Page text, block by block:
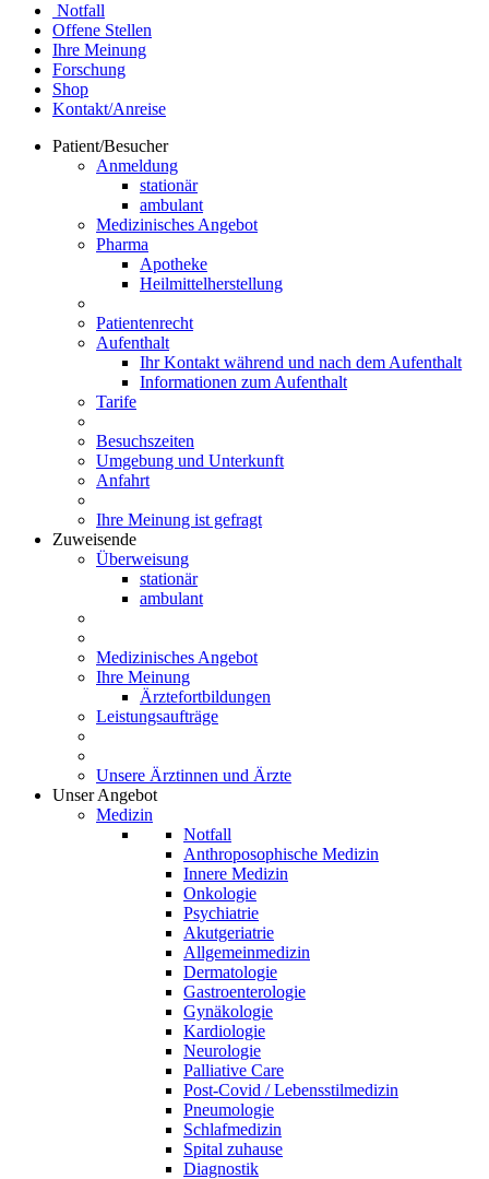
Notfall
Offene Stellen
Ihre Meinung
Forschung
Shop
Kontakt/Anreise
Patient/Besucher
Anmeldung
stationär
ambulant
Medizinisches Angebot
Pharma
Apotheke
Heilmittelherstellung
Patientenrecht
Aufenthalt
Ihr Kontakt während und nach dem Aufenthalt
Informationen zum Aufenthalt
Tarife
Besuchszeiten
Umgebung und Unterkunft
Anfahrt
Ihre Meinung ist gefragt
Zuweisende
Überweisung
stationär
ambulant
Medizinisches Angebot
Ihre Meinung
Ärztefortbildungen
Leistungsaufträge
Unsere Ärztinnen und Ärzte
Unser Angebot
Medizin
Notfall
Anthroposophische Medizin
Innere Medizin
Onkologie
Psychiatrie
Akutgeriatrie
Allgemeinmedizin
Dermatologie
Gastroenterologie
Gynäkologie
Kardiologie
Neurologie
Palliative Care
Post-Covid / Lebensstilmedizin
Pneumologie
Schlafmedizin
Spital zuhause
Diagnostik